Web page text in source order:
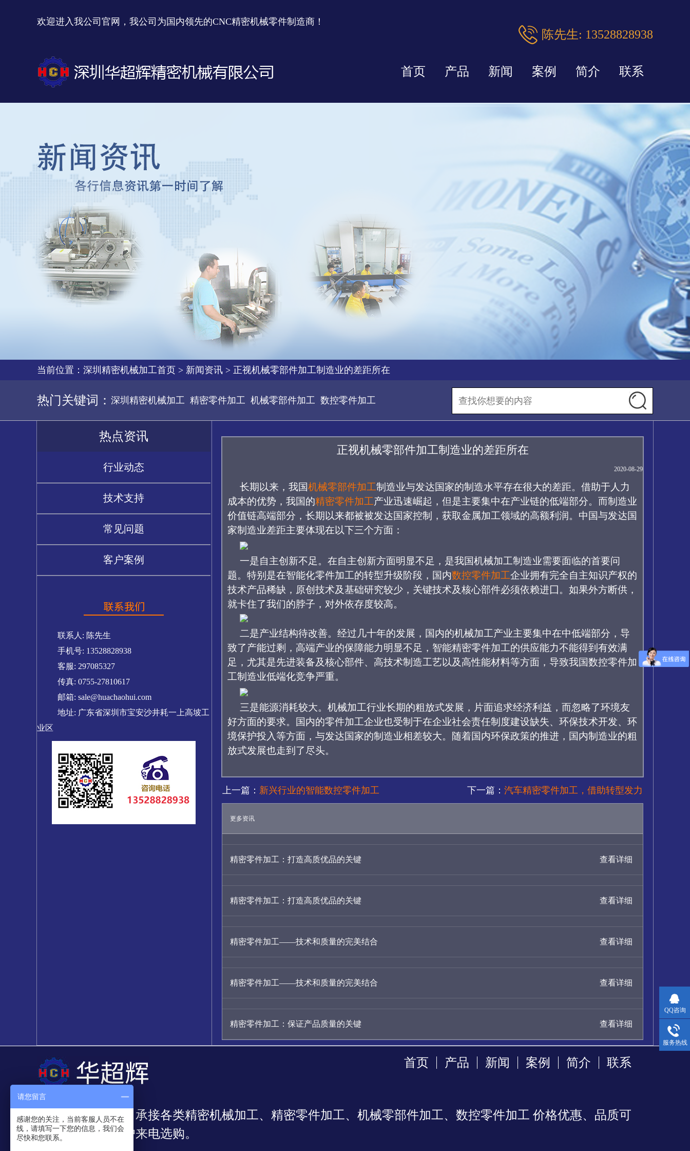
欢迎进入我公司官网，我公司为国内领先的CNC精密机械零件制造商！
陈先生: 13528828938
首页 产品 新闻 案例 简介 联系
当前位置： 深圳精密机械加工首页 > 新闻资讯 > 正视机械零部件加工制造业的差距所在
热门关键词： 深圳精密机械加工 精密零件加工 机械零部件加工 数控零件加工
热点资讯
行业动态
技术支持
常见问题
客户案例
联系人: 陈先生
手机号: 13528828938
客服: 297085327
传真: 0755-27810617
邮箱: sale@huachaohui.com
地址: 广东省深圳市宝安沙井耗一上高坡工
业区
正视机械零部件加工制造业的差距所在
2020-08-29
长期以来，我国机械零部件加工制造业与发达国家的制造水平存在很大的差距。借助于人力
成本的优势，我国的精密零件加工产业迅速崛起，但是主要集中在产业链的低端部分。而制造业
价值链高端部分，长期以来都被被发达国家控制，获取金属加工领域的高额利润。中国与发达国
家制造业差距主要体现在以下三个方面：
一是自主创新不足。在自主创新方面明显不足，是我国机械加工制造业需要面临的首要问
题。特别是在智能化零件加工的转型升级阶段，国内数控零件加工企业拥有完全自主知识产权的
技术产品稀缺，原创技术及基础研究较少，关键技术及核心部件必须依赖进囗。如果外方断供，
就卡住了我们的脖子，对外依存度较高。
二是产业结构待改善。经过几十年的发展，国内的机械加工产业主要集中在中低端部分，导
致了产能过剩，高端产业的保障能力明显不足，智能精密零件加工的供应能力不能得到有效满
足，尤其是先进装备及核心部件、高技术制造工艺以及高性能材料等方面，导致我国数控零件加
工制造业低端化竞争严重。
三是能源消耗较大。机械加工行业长期的粗放式发展，片面追求经济利益，而忽略了环境友
好方面的要求。国内的零件加工企业也受制于在企业社会责任制度建设缺失、环保技术开发、环
境保护投入等方面，与发达国家的制造业相差较大。随着国内环保政策的推进，国内制造业的粗
放式发展也走到了尽头。
上一篇： 新兴行业的智能数控零件加工 下一篇： 汽车精密零件加工，借助转型发力
更多资讯
精密零件加工：打造高质优品的关键 查看详细
精密零件加工：打造高质优品的关键 查看详细
精密零件加工——技术和质量的完美结合 查看详细
精密零件加工——技术和质量的完美结合 查看详细
精密零件加工：保证产品质量的关键 查看详细
首页 产品 新闻 案例 简介 联系
我公司专业从事：承接各类精密机械加工、精密零件加工、机械零部件加工、数控零件加工 价格优惠、品质可
靠，欢迎新老客户来电选购。
QQ咨询
服务热线
请您留言
感谢您的关注，当前客服人员不在
线，请填写一下您的信息，我们会
尽快和您联系。